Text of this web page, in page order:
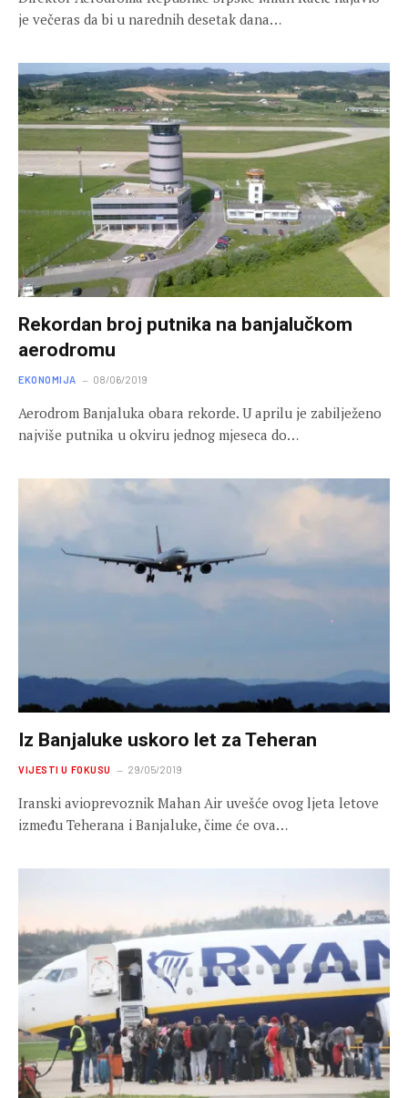
je večeras da bi u narednih desetak dana…
Rekordan broj putnika na banjalučkom
aerodromu
EKONOMIJA 08/06/2019
Aerodrom Banjaluka obara rekorde. U aprilu je zabilježeno
najviše putnika u okviru jednog mjeseca do…
Iz Banjaluke uskoro let za Teheran
VIJESTI U FOKUSU 29/05/2019
Iranski avioprevoznik Mahan Air uvešće ovog ljeta letove
između Teherana i Banjaluke, čime će ova…